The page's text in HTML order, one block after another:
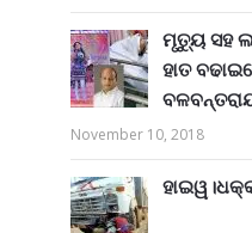
ମୃତ୍ୟୁ ସହ
ହାତ
November 10, 2018